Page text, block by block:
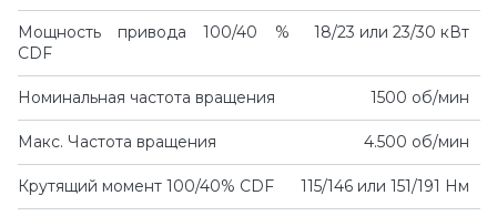
Мощность привода 100/40 %
CDF
18/23 или 23/30 кВт
Номинальная частота вращения 1500 об/мин
Макс. Частота вращения 4.500 об/мин
Крутящий момент 100/40% CDF 115/146 или 151/191 Нм